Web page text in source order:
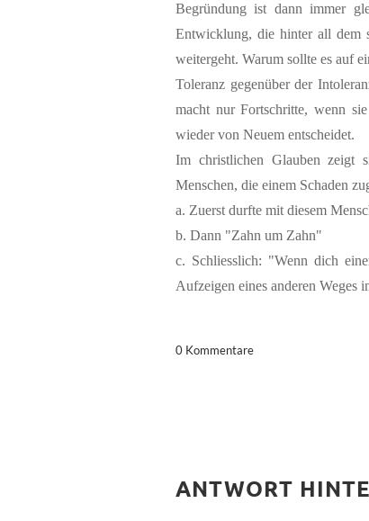
Begründung ist dann immer
Entwicklung, die hinter all dem
weitergeht. Warum sollte es auf
Toleranz gegenüber der
macht nur Fortschritte, wenn
wieder von Neuem entscheidet.
Im christlichen Glauben zeigt
Menschen, die einem Schaden
a. Zuerst durfte mit diesem
b. Dann "Zahn um Zahn"
c. Schliesslich: "Wenn dich
Aufzeigen eines anderen Weges
0 Kommentare
ANTWORT